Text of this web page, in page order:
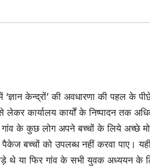
‘ज्ञान केन्द्रों’ की अवधारणा की पहल
लेकर कार्यालय कार्यों के निष्पादन तक
गांव के कुछ लोग अपने बच्चों के लिये
बच्चों को उपलब्ध नहीं करवा पाए। यही
या फिर गांव के सभी युवक अध्ययन के